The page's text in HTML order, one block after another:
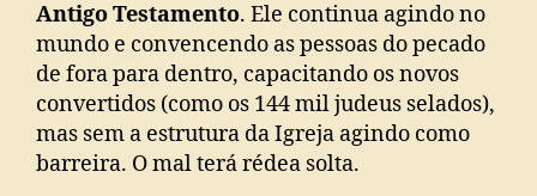
Antigo Testamento. Ele continua agindo no
mundo e convencendo as pessoas do pecado
de fora para dentro, capacitando os novos
convertidos (como os 144 mil judeus selados),
mas sem a estrutura da Igreja agindo como
barreira. O mal terá rédea solta.